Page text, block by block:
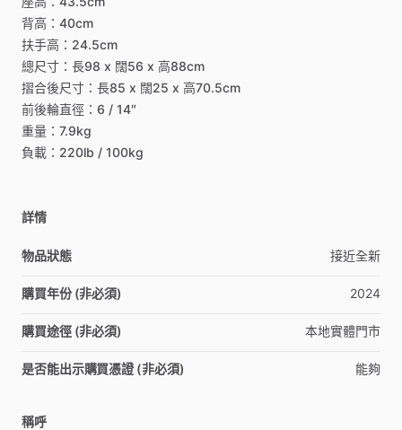
背高：40cm
扶手高：24.5cm
總尺寸：長98 x 闊56 x 高88cm
摺合後尺寸：長85 x 闊25 x 高70.5cm
前後輪直徑：6 ​/​ 14″
重量：7.9kg
負載：220lb ​/​ 100kg
詳情
物品狀態 接近全新
購買年份 (非必須) 2024
購買途徑 (非必須) 本地實體門市
是否能出示購買憑證 (非必須) 能夠
稱呼